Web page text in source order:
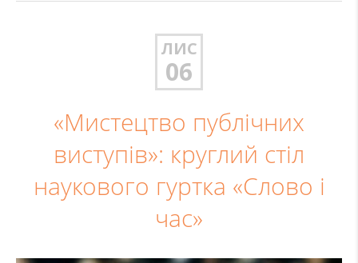
ЛИС
06
«Мистецтво публічних
виступів»: круглий стіл
наукового гуртка «Слово і
час»